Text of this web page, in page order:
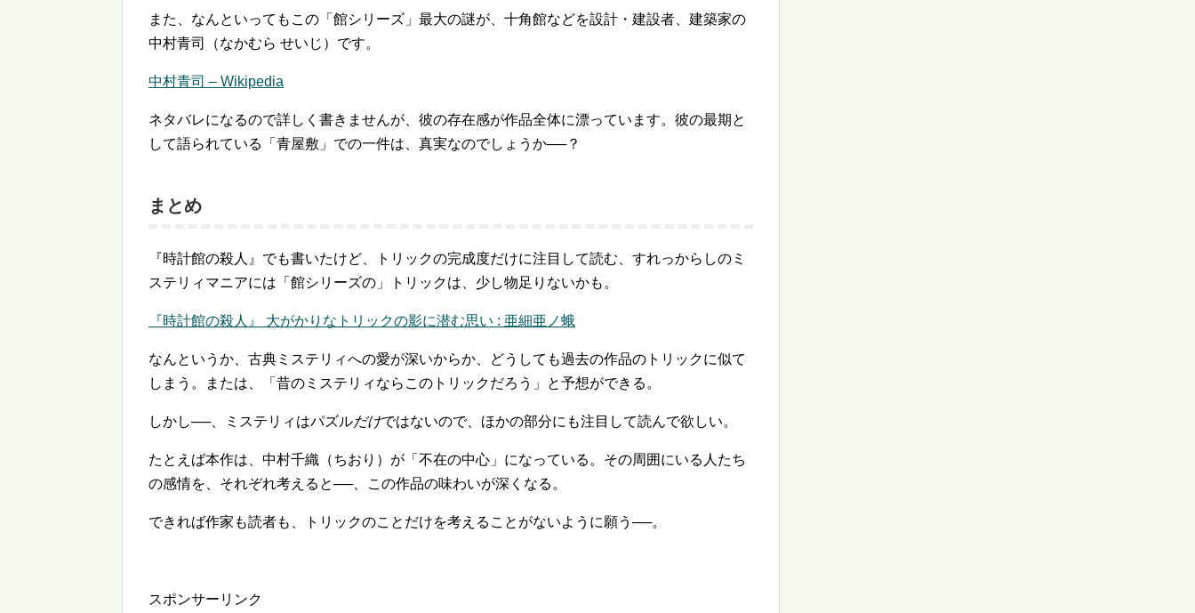
また、なんといってもこの「館シリーズ」最大の謎が、十角館などを設計・建設者、建築家の
中村青司（なかむら せいじ）です。
中村青司 – Wikipedia
ネタバレになるので詳しく書きませんが、彼の存在感が作品全体に漂っています。彼の最期と
して語られている「青屋敷」での一件は、真実なのでしょうか──？
まとめ
『時計館の殺人』でも書いたけど、トリックの完成度だけに注目して読む、すれっからしのミ
ステリィマニアには「館シリーズの」トリックは、少し物足りないかも。
『時計館の殺人』 大がかりなトリックの影に潜む思い : 亜細亜ノ蛾
なんというか、古典ミステリィへの愛が深いからか、どうしても過去の作品のトリックに似て
しまう。または、「昔のミステリィならこのトリックだろう」と予想ができる。
しかし──、ミステリィはパズルだけではないので、ほかの部分にも注目して読んで欲しい。
たとえば本作は、中村千織（ちおり）が「不在の中心」になっている。その周囲にいる人たち
の感情を、それぞれ考えると──、この作品の味わいが深くなる。
できれば作家も読者も、トリックのことだけを考えることがないように願う──。
スポンサーリンク